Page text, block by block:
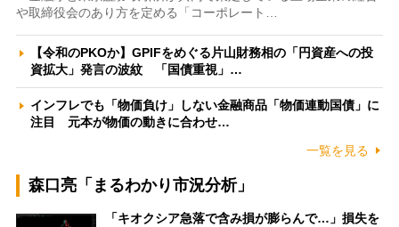
や取締役会のあり方を定める「コーポレート…
【令和のPKOか】GPIFをめぐる片山財務相の「円資産への投
資拡大」発言の波紋 「国債重視」…
インフレでも「物価負け」しない金融商品「物価連動国債」に
注目 元本が物価の動きに合わせ…
一覧を見る
森口亮「まるわかり市況分析」
「キオクシア急落で含み損が膨らんで…」損失を